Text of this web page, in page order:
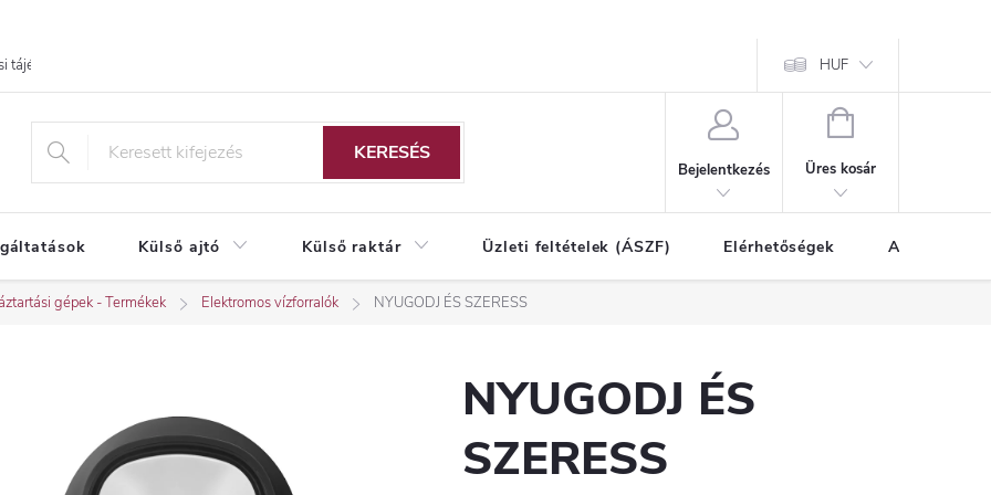
tájékoztató HUF
KERESÉS
Bejelentkezés
KOSÁR
Üres kosár
Külső ajtó Külső raktár Üzleti feltételek (ÁSZF) Elérhetőségek A vásárlás
gépek - Termékek Elektromos vízforralók NYUGODJ ÉS SZERESS
NYUGODJ ÉS
SZERESS